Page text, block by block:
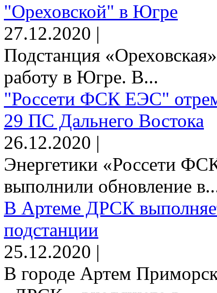
"Ореховской" в Югре
27.12.2020 |
Подстанция
работу в Югре. В...
"Россети ФСК ЕЭС"
29 ПС Дальнего Востока
26.12.2020 |
Энергетики «Россети
выполнили обновление
В Артеме ДРСК
подстанции
25.12.2020 |
В городе Артем